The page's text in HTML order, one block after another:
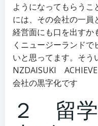
ようになってもらう
には、その会社の一員
経営面にも口を出すか
くニュージーランド
いと思ってます。そう
NZDAISUKI
会社の黒字化です
２ 留学